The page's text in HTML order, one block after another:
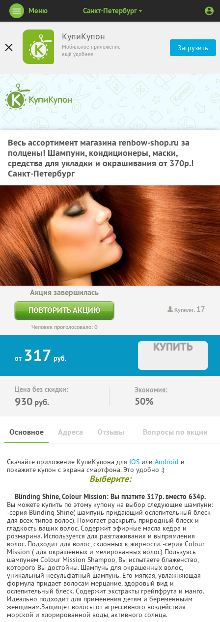
КупиКупон
Мобильное приложение
ещё удобнее
Загрузить
Меню Санкт-Петербург
Весь ассортимент магазина renbow-shop.ru за
полцены! Шампуни, кондиционеры, маски,
средства для укладки и окрашивания от 370р.!
Санкт-Петербург
Купили: 17
Акция завершилась
ПОВТОРИТЬ АКЦИЮ
Человек проголосовало: 0
от 317 руб.
КУПИТЬ
Цена без скидки:
930 руб.
Экономия:
50%
Основное Отзывы Вопросы по акции
Адреса
Скачайте приложение КупиКупона для IOS или Android и
покажите купон с экрана смартфона. Это удобно :)
Выберите:
Blinding Shine, Colour Mission: Вы платите 317р. вместо 634р.
Вы можете купить по этому купону на выбор следующие шампуни:
-серия Blinding Shine( шампунь придающий ослепительный блеск
для всех типов волос). Помогает раскрыть природный блеск и
гладкость ваших волос. Содержит эфирные масла кедра и
розмарина. Используется для разглаживания и выпрямления
волос. Подходит для волос, склонных к жирности. -серия Colour
Mission ( для окрашенных и мелированных волос) Пользуясь
шампунем Colour Mission Shampoo, Вы испытаете блаженство,
которого Вы достойны. Шампунь для окрашенных волос,
уникальный несульфатный шампунь. Его мягкая, увлажняющая
формула придает волосам мерцание, здоровый вид и
ослепительный блеск. Содержит экстракты грейпфрута и манго.
Идеально подходит для применения детям и беременныим
женщинам.Защищет волосы от агрессивного воздействия
морской и хлорированной воды, активного солнца.